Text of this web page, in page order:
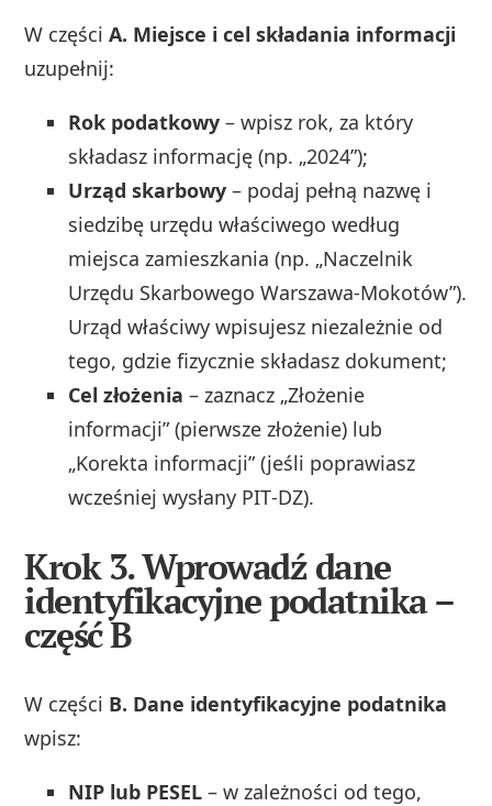
W częściA. Miejsce i cel składania informacji
uzupełnij:
Rok podatkowy – wpisz rok, za który
składasz informację (np. „2024”);
Urząd skarbowy – podaj pełną nazwę i
siedzibę urzędu właściwego według
miejsca zamieszkania (np. „Naczelnik
Urzędu Skarbowego Warszawa‑Mokotów”).
Urząd właściwy wpisujesz niezależnie od
tego, gdzie fizycznie składasz dokument;
Cel złożenia – zaznacz „Złożenie
informacji” (pierwsze złożenie) lub
„Korekta informacji” (jeśli poprawiasz
wcześniej wysłany PIT‑DZ).
Krok 3. Wprowadź dane
identyfikacyjne podatnika –
część B
W części B. Dane identyfikacyjne podatnika
wpisz:
NIP lub PESEL – w zależności od tego,